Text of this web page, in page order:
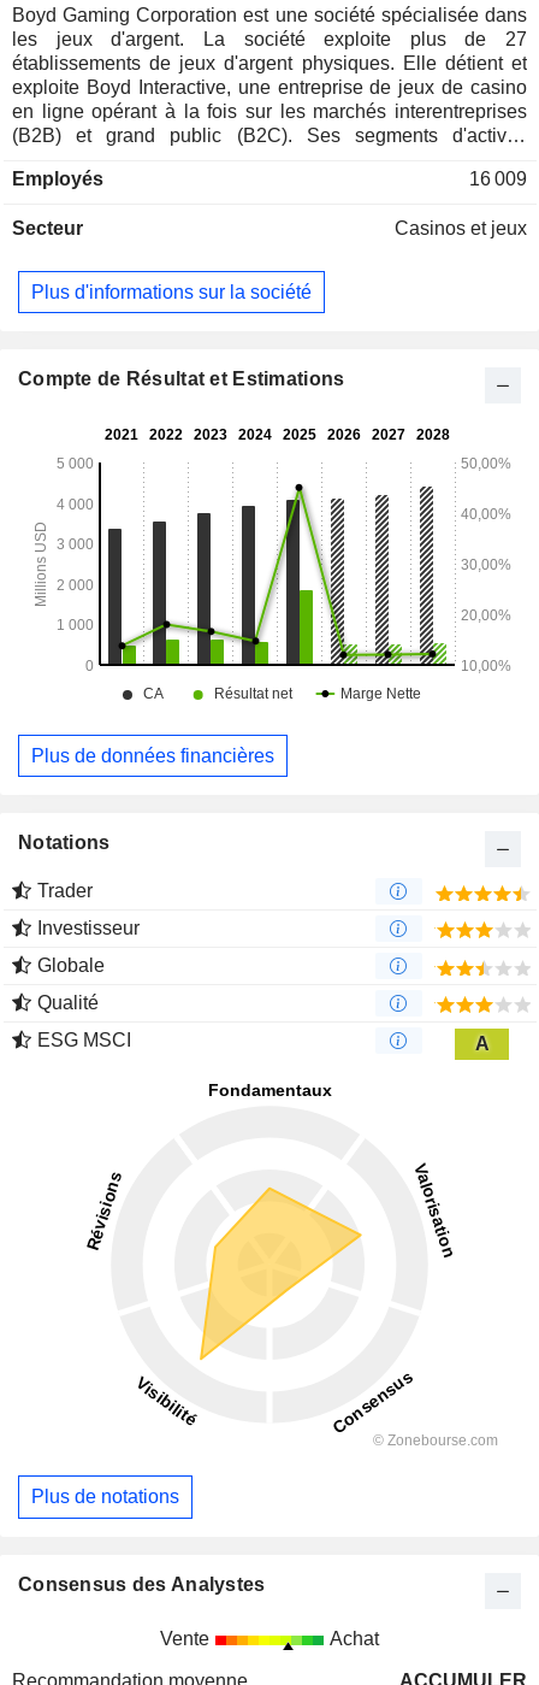
Boyd Gaming Corporation est une société spécialisée dans
les jeux d'argent. La société exploite plus de 27
établissements de jeux d'argent physiques. Elle détient et
exploite Boyd Interactive, une entreprise de jeux de casino
en ligne opérant à la fois sur les marchés interentreprises
(B2B) et grand public (B2C). Ses segments d'activité
Midwest & South et Online. Le segment Las Vegas Locals
de Las Vegas. Le segment Downtown Las Vegas comprend
le Main Street Station Hotel and Casino. Ses établissements
du Midwest et du Sud comprennent cinq casinos terrestres,
principalement dans le Midwest et le sud des États-Unis. Le
de jeux en ligne qui fournit des solutions propriétaires sur
États-Unis et au Canada.
Employés 16 009
Secteur Casinos et jeux
Plus d'informations sur la société
Compte de Résultat et Estimations
Plus de données financières
Notations
Trader
Investisseur
Globale
Qualité
ESG MSCI
A
Plus de notations
Consensus des Analystes
Vente Achat
Recommandation moyenne
ACCUMULER